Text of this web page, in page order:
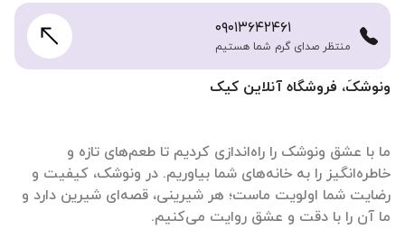
ونوشکَ، فروشگاه آنلاین کیک
ما با عشق ونوشک را راه‌اندازی کردیم تا طعم‌های تازه و
خاطره‌انگیز را به خانه‌های شما بیاوریم. در ونوشک، کیفیت و
رضایت شما اولویت ماست؛ هر شیرینی، قصه‌ای شیرین دارد و
ما آن را با دقت و عشق روایت می‌کنیم.
۰۹۰۱۳۶۴۲۴۶۱
منتظر صدای گرم شما هستیم